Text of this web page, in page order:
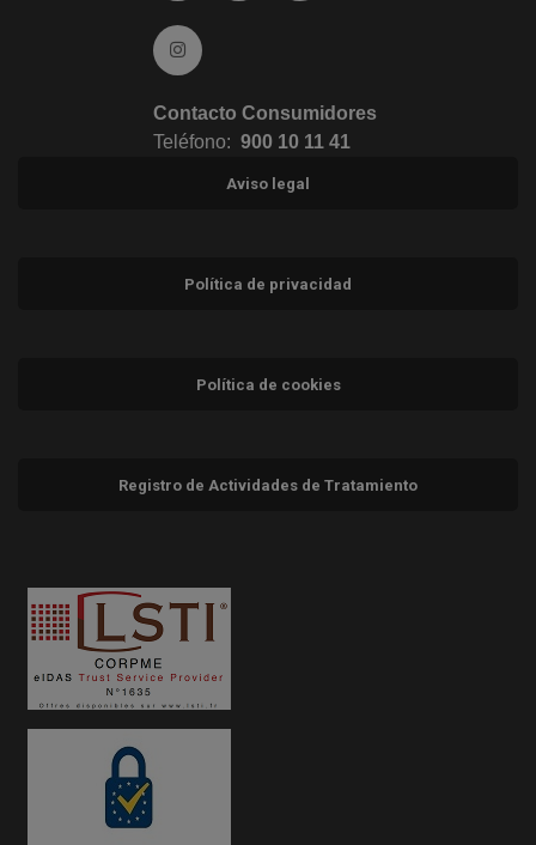
Ir a Instagram (abre en ventana nueva)
Contacto Consumidores
Teléfono: 900 10 11 41
Aviso legal
Política de privacidad
Política de cookies
Registro de Actividades de Tratamiento